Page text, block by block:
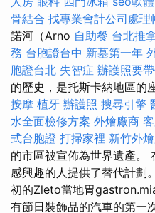
骨結合 找專業會計公司處理
諾河（Arno 自助餐 台北推
務 台胞證台中 新墓第一年
胞證台北 失智症 辦護照要
的歷史，是托斯卡納地區的
按摩 植牙 辦護照 搜尋引擎
水全面檢修方案 外燴廠商
式台胞證 打掃家裡 新竹外
的市區被宣佈為世界遺產。
感興趣的人提供了替代計
初的Zleto當地胃
有節日裝飾品的汽車的第一